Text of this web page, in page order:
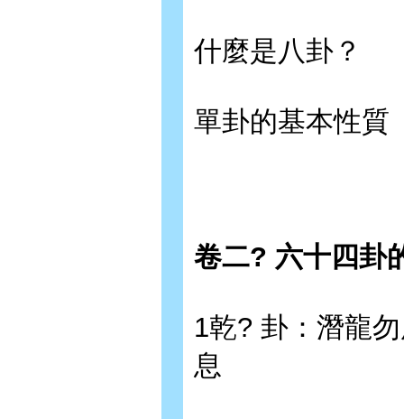
什麼是八卦？
單卦的基本性質
卷二? 六十四卦
1乾? 卦：潛龍
息